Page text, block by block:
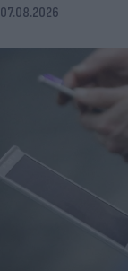
07.08.2026